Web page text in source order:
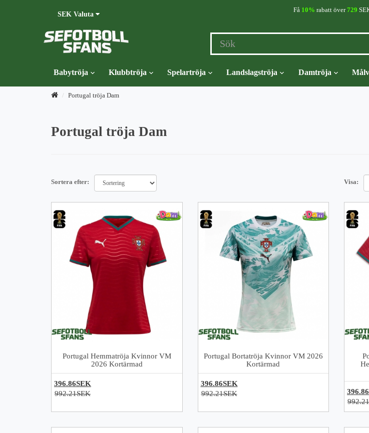
SEK Valuta
Få 10% rabatt över729
Babytröja Klubbtröja Spelartröja Landslagströja Damtröja
Portugal tröja Dam
Portugal tröja Dam
Sortera efter: Visa:
Portugal Hemmatröja Kvinnor VM
2026 Kortärmad
396.86SEK
992.21SEK
Portugal Bortatröja Kvinnor VM 2026
Kortärmad
396.86SEK
992.21SEK